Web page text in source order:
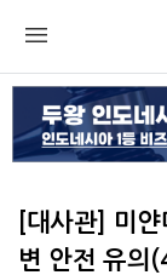
[대사관] 미
변 안전 유의